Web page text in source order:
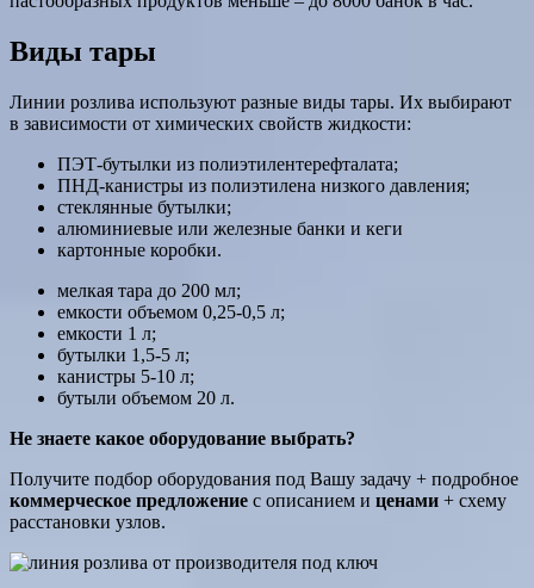
Виды тары
Линии розлива используют разные виды тары. Их выбирают
в зависимости от химических свойств жидкости:
ПЭТ-бутылки из полиэтилентерефталата;
ПНД-канистры из полиэтилена низкого давления;
стеклянные бутылки;
алюминиевые или железные банки и кеги
картонные коробки.
мелкая тара до 200 мл;
емкости объемом 0,25-0,5 л;
емкости 1 л;
бутылки 1,5-5 л;
канистры 5-10 л;
бутыли объемом 20 л.
Не знаете какое оборудование выбрать?
Получите подбор оборудования под Вашу задачу + подробное
коммерческое предложение с описанием и ценами + схему
расстановки узлов.